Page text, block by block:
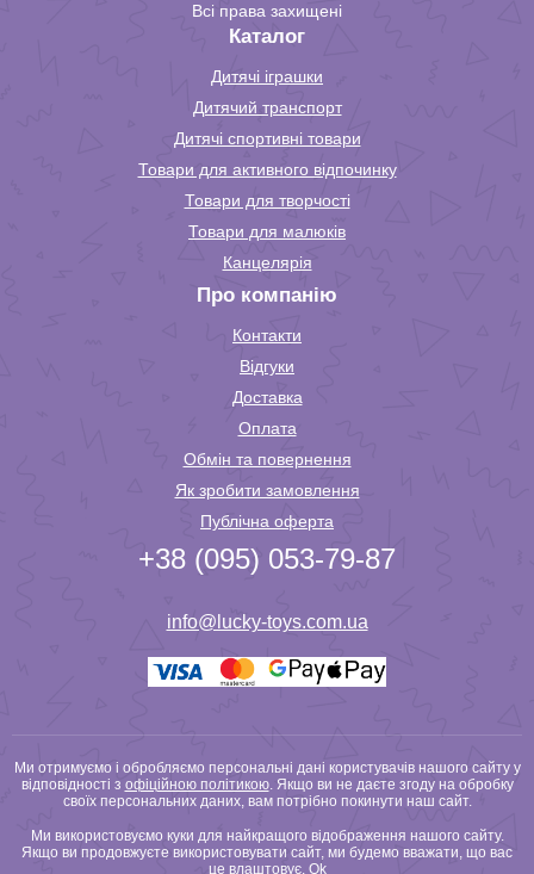
Всі права захищені
Каталог
Дитячі іграшки
Дитячий транспорт
Дитячі спортивні товари
Товари для активного відпочинку
Товари для творчості
Товари для малюків
Канцелярія
Про компанію
Контакти
Відгуки
Доставка
Оплата
Обмін та повернення
Як зробити замовлення
Публічна оферта
+38 (095) 053-79-87
info@lucky-toys.com.ua
Ми отримуємо і обробляємо персональні дані користувачів нашого сайту у
відповідності з офіційною політикою. Якщо ви не даєте згоду на обробку
своїх персональних даних, вам потрібно покинути наш сайт.
Ми використовуємо куки для найкращого відображення нашого сайту.
Якщо ви продовжуєте використовувати сайт, ми будемо вважати, що вас
це влаштовує. Ok